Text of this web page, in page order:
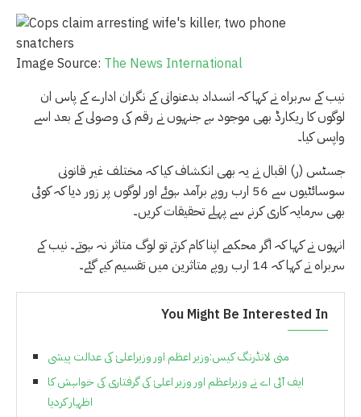
Image Source: The News International
نیب کے سربراہ نے کہا کہ انسداد بدعنوانی کے نگران ادارے کے پاس ان
لوگوں کا ریکارڈ بھی موجود ہے جنہوں نے رقم کی وصولی کے بعد اسے
واپس کیا۔
جسٹس (ر) اقبال نے یہ بھی انکشاف کیا کہ مختلف غیر قانونی
سوسائٹیوں سے 56 ارب روپے برآمد ہوئے اور لوگوں پر زور دیا کہ کوئی
بھی سرمایہ کاری کرنے سے پہلے تحقیقات کریں۔
انہوں نے کہا کہ اگر محکمے اپنا کام کرتے تو لوگ متاثر نہ ہوتے۔ نیب کے
سربراہ نے کہا کہ 14 ارب روپے متاثرین میں تقسیم کیے گئے۔
You Might Be Interested In
منی لانڈرنگ کیس:وزیر اعظم اور وزیراعلیٰ کی عدالت پیشی
ایف آئی اے نے وزیراعظم اور وزیر اعلیٰ کی گرفتاری کی خواہش کا
اظہار کردیا